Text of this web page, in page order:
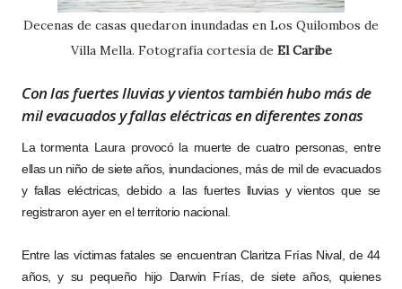
Decenas de casas quedaron inundadas en Los Quilombos de
Villa Mella. Fotografía cortesía de El Caribe
Con las fuertes lluvias y vientos también hubo más de
mil evacuados y fallas eléctricas en diferentes zonas
La tormenta Laura provocó la muerte de cuatro personas, entre
ellas un niño de siete años, inundaciones, más de mil de evacuados
y fallas eléctricas, debido a las fuertes lluvias y vientos que se
registraron ayer en el territorio nacional.
Entre las víctimas fatales se encuentran Claritza Frías Nival, de 44
años, y su pequeño hijo Darwin Frías, de siete años, quienes